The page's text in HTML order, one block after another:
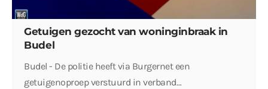
Getuigen gezocht van woninginbraak in
Budel
Budel - De politie heeft via Burgernet een
getuigenoproep verstuurd in verband…